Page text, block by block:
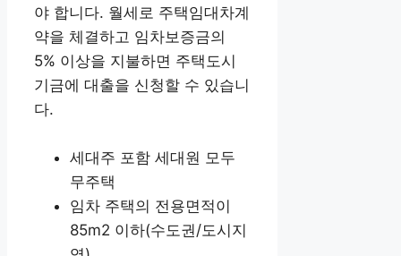
야 합니다. 월세로 주택임대차계
약을 체결하고 임차보증금의
5% 이상을 지불하면 주택도시
기금에 대출을 신청할 수 있습니
다.
세대주 포함 세대원 모두
무주택
임차 주택의 전용면적이
85m2 이하(수도권/도시지